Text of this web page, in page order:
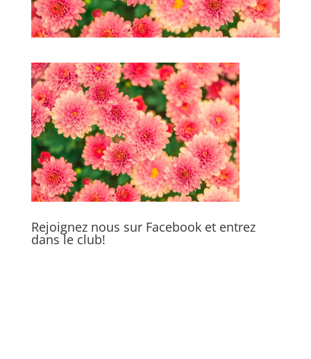
Rejoignez nous sur Facebook et entrez
dans le club!